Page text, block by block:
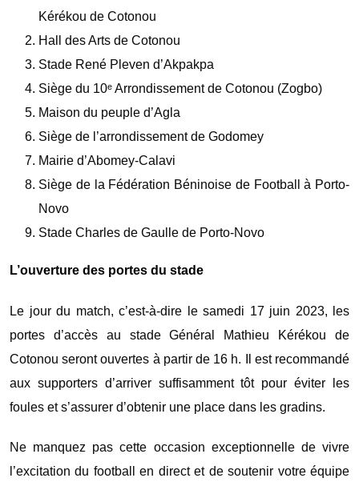
Kérékou de Cotonou
Hall des Arts de Cotonou
Stade René Pleven d’Akpakpa
Siège du 10ᵉ Arrondissement de Cotonou (Zogbo)
Maison du peuple d’Agla
Siège de l’arrondissement de Godomey
Mairie d’Abomey-Calavi
Siège de la Fédération Béninoise de Football à Porto-
Novo
Stade Charles de Gaulle de Porto-Novo
L’ouverture des portes du stade
Le jour du match, c’est-à-dire le samedi 17 juin 2023, les
portes d’accès au stade Général Mathieu Kérékou de
Cotonou seront ouvertes à partir de 16 h. Il est recommandé
aux supporters d’arriver suffisamment tôt pour éviter les
foules et s’assurer d’obtenir une place dans les gradins.
Ne manquez pas cette occasion exceptionnelle de vivre
l’excitation du football en direct et de soutenir votre équipe